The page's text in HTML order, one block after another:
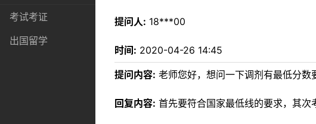
考试考证
出国留学
提问人: 18***00
时间: 2020-04-26 14:45
提问内容: 老师您好，想问一下调剂有最低分数
回复内容: 首先要符合国家最低线的要求，其次